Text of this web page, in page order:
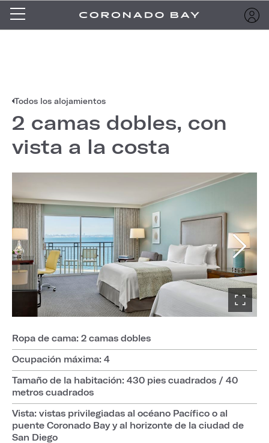
Todos los alojamientos
2 camas dobles, con
vista a la costa
Ropa de cama: 2 camas dobles
Ocupación máxima: 4
Tamaño de la habitación: 430 pies cuadrados / 40
metros cuadrados
Vista: vistas privilegiadas al océano Pacífico o al
puente Coronado Bay y al horizonte de la ciudad de
San Diego